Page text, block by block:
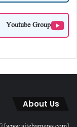
Youtube Group
About Us